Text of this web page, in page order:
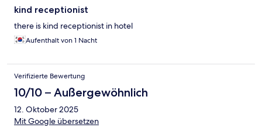
kind receptionist
there is kind receptionist in hotel
Aufenthalt von 1 Nacht
Verifizierte Bewertung
10/10 – Außergewöhnlich
12. Oktober 2025
Mit Google übersetzen